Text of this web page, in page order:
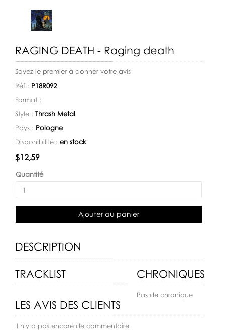
RAGING DEATH - Raging death
Soyez le premier à donner votre avis
Réf.: P18R092
Format :
Style : Thrash Metal
Pays : Pologne
Disponibilité : en stock
Disponibilité:
$12,59
Quantité
Ajouter au panier
DESCRIPTION
TRACKLIST CHRONIQUES
Pas de chronique
LES AVIS DES CLIENTS
Il n'y a pas encore de commentaire